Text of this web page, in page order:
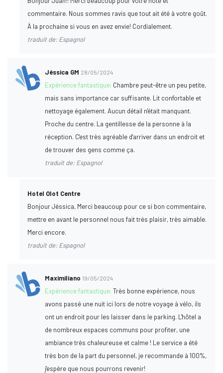
commentaire. Nous sommes ravis que tout ait été à votre goût.
À la prochaine si vous en avez envie! Cordialement.
traduit de: Espagnol
Jéssica GM 28/05/2024
Expérience fantastique: Chambre peut-être un peu petite,
mais sans importance car suffisante. Lit confortable et
nettoyage également. Aucun détail n'était manquant.
Proche du centre. La gentillesse de la personne à la
réception. C'est très agréable d'arriver dans un endroit et
de trouver des gens comme ça.
traduit de: Espagnol
Hotel Olot Centre
Bonjour Jéssica, Merci beaucoup pour ce si bon commentaire,
mettre en avant le personnel nous fait très plaisir, très aimable.
Merci encore.
traduit de: Espagnol
Maximiliano 19/05/2024
Expérience fantastique:Très bonne expérience, nous
avons passé une nuit ici lors de notre voyage à vélo, ils
ont un endroit pour les laisser dans le parking. L'hôtel a
de nombreux espaces communs pour profiter, une
ambiance très chaleureuse et calme ! Le service a été
très bon de la part du personnel, je recommande à 100%,
j'espère que nous pourrons revenir!